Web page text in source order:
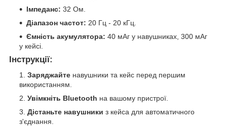
Імпеданс: 32 Ом.
Діапазон частот: 20 Гц - 20 кГц.
Ємність акумулятора: 40 мАг у навушниках, 300 мАг
у кейсі.
Інструкції:
Заряджайте навушники та кейс перед першим
використанням.
Увімкніть Bluetooth на вашому пристрої.
Дістаньте навушники з кейса для автоматичного
з'єднання.